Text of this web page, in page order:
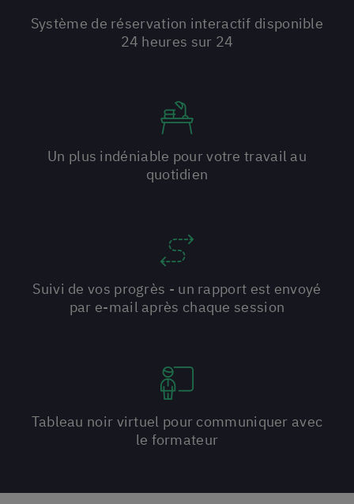
Système de réservation interactif disponible
24 heures sur 24
Un plus indéniable pour votre travail au
quotidien
Suivi de vos progrès - un rapport est envoyé
par e-mail après chaque session
Tableau noir virtuel pour communiquer avec
le formateur